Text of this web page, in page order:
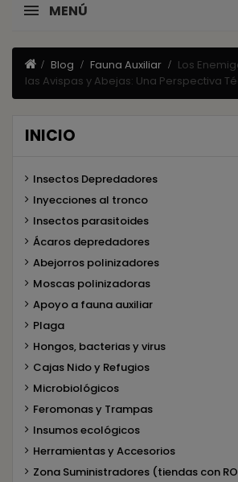
MENÚ
Blog Fauna Auxiliar
Los
las Avispas y Abejas: Una Perspectiva
INICIO
Insectos Depredadores
Inyecciones al tronco
Insectos parasitoides
Ácaros depredadores
Abejorros polinizadores
Moscas polinizadoras
Apoyo a fauna auxiliar
Plaga
Hongos, bacterias y virus
Cajas Nido y Refugios
Microbiológicos
Feromonas y Trampas
Insumos ecológicos
Herramientas y Accesorios
Zona Suministradores (tiendas con